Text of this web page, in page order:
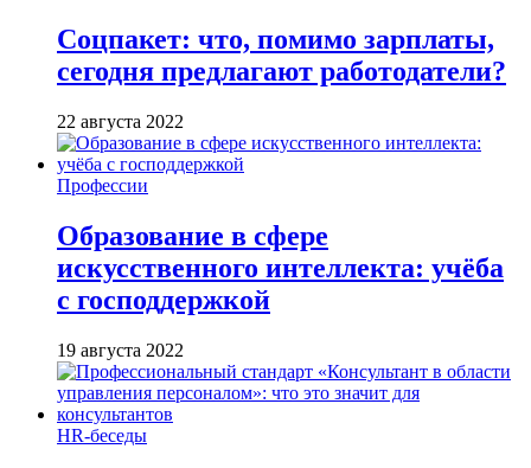
Соцпакет: что, помимо зарплаты,
сегодня предлагают работодатели?
22 августа 2022
Профессии
Образование в сфере
искусственного интеллекта: учёба
с господдержкой
19 августа 2022
HR-беседы